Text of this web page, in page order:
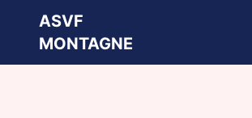
ASVF
MONTAGNE